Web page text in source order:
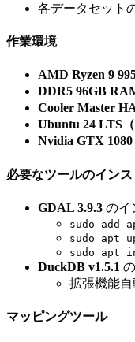
各データセット
作業環境
AMD Ryzen 9
DDR5 96GB
Cooler Master
Ubuntu 24 LTS
Nvidia GTX 1080
必要なツールのイン
GDAL 3.9.3 のイ
sudo add-
sudo apt
sudo apt
DuckDB v1.5.1
拡張機能
マッピングツール